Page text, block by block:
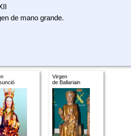
de mano grande.
Virgen
de Ballariain